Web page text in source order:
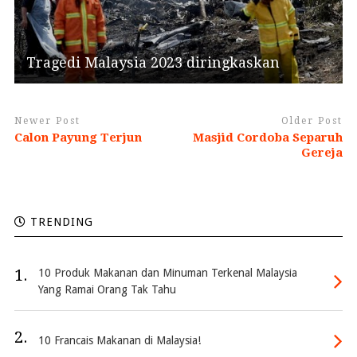
Tragedi Malaysia 2023 diringkaskan
Newer Post
Calon Payung Terjun
Older Post
Masjid Cordoba Separuh
Gereja
TRENDING
1.
10 Produk Makanan dan Minuman Terkenal Malaysia
Yang Ramai Orang Tak Tahu
2. 10 Francais Makanan di Malaysia!